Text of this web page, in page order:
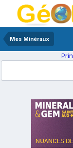
Mes Minéraux